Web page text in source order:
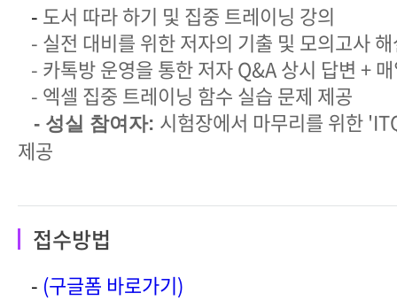
- 도서 따라 하기 및 집중 트레이닝 강의
- 실전 대비를 위한 저자의 기출 및 모의고사
- 카톡방 운영을 통한 저자 Q&A 상시 답변 +
- 엑셀 집중 트레이닝 함수 실습 문제 제공
- 성실 참여자: 시험장에서 마무리를 위한
제공
접수방법
- (구글폼 바로가기)